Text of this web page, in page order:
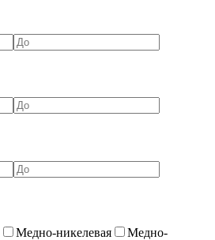
Медно-никелевая
Медно-